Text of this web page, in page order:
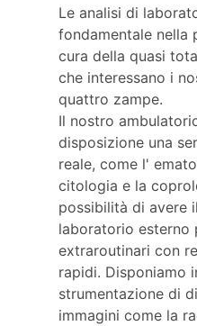
Le analisi di
fondamentale nella
cura della quasi
che interessano i
quattro zampe.
Il nostro
disposizione una
reale, come l'
citologia e la
possibilità di avere
laboratorio esterno
extraroutinari con
rapidi. Disponiamo
strumentazione di
immagini come la